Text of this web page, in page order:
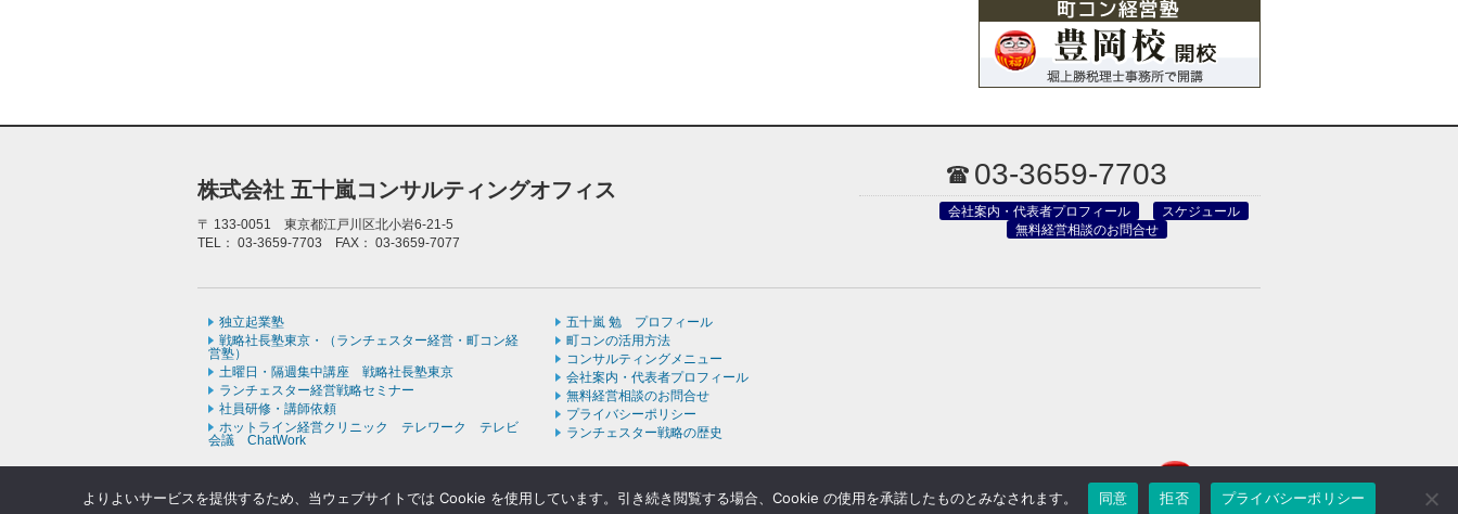
株式会社 五十嵐コンサルティングオフィス
〒 133-0051 東京都江戸川区北小岩6-21-5
TEL： 03-3659-7703 FAX： 03-3659-7077
03-3659-7703
会社案内・代表者プロフィール
スケジュール
無料経営相談のお問合せ
独立起業塾
戦略社長塾東京・（ランチェスター経営・町コン経
営塾）
土曜日・隔週集中講座 戦略社長塾東京
ランチェスター経営戦略セミナー
社員研修・講師依頼
ホットライン経営クリニック テレワーク テレビ
会議 ChatWork
五十嵐 勉 プロフィール
町コンの活用方法
コンサルティングメニュー
会社案内・代表者プロフィール
無料経営相談のお問合せ
プライバシーポリシー
ランチェスター戦略の歴史
Copyright © ランチェスターの法則を学ぶなら五十嵐コンサルティングオフィス All rights resereved. Powered by DJCOM Inc.
よりよいサービスを提供するため、当ウェブサイトでは Cookie を使用しています。引き続き閲覧する場合、Cookie の使用を承諾したものとみなされます。 同意 拒否 プライバシーポリシー